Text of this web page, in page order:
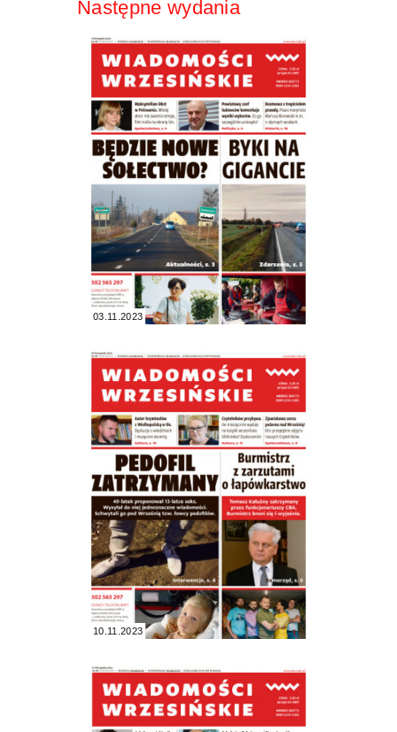
Następne wydania
03.11.2023
10.11.2023